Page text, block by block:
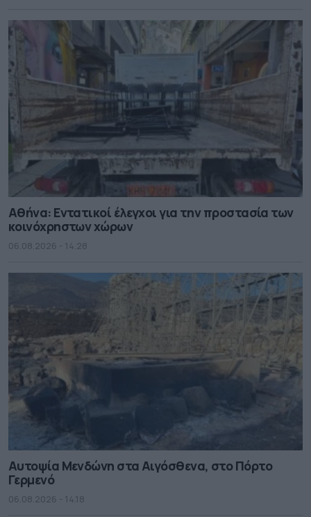
Αθήνα: Εντατικοί έλεγχοι για την προστασία των
κοινόχρηστων χώρων
06.08.2026 - 14.28
Αυτοψία Μενδώνη στα Αιγόσθενα, στο Πόρτο
Γερμενό
06.08.2026 - 14.18